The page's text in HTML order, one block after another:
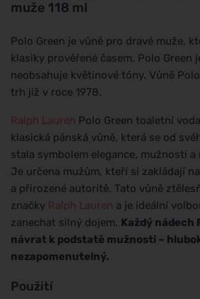
muže 118 ml
Polo Green je vůně pro dravé muže,
klasiky prověřené časem. Polo Green
neobsahuje květinové tóny. Vůně
trh již v roce 1978.
Ralph Lauren Polo Green toaletní
klasická pánská vůně, která se od
stala symbolem elegance, mužnosti a
Je určena mužům, kteří si zakládají
a přirozené autoritě. Tato vůně
značky Ralph Lauren a je ideální
zanechat silný dojem. Každý nádech
návrat k podstatě mužnosti –
nezapomenutelný.
Použití